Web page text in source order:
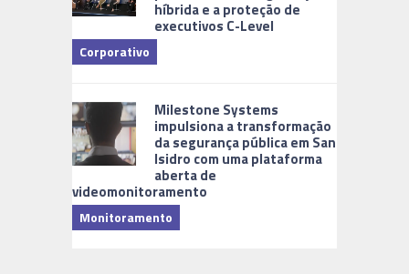
híbrida e a proteção de
executivos C-Level
Corporativo
Milestone Systems
impulsiona a transformação
da segurança pública em San
Isidro com uma plataforma
aberta de
videomonitoramento
Monitoramento